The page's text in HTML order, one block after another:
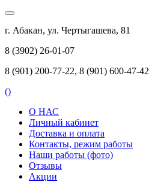
г. Абакан, ул. Чертыгашева, 81
8 (3902) 26-01-07
8 (901) 200-77-22, 8 (901) 600-47-42
()
О НАС
Личный кабинет
Доставка и оплата
Контакты, режим работы
Наши работы (фото)
Отзывы
Акции